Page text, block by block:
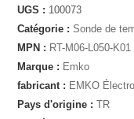
UGS : 100073
Catégorie :Sonde de
MPN : RT-M06-L050-K01
Marque : Emko
fabricant : EMKO
Pays d'origine :TR